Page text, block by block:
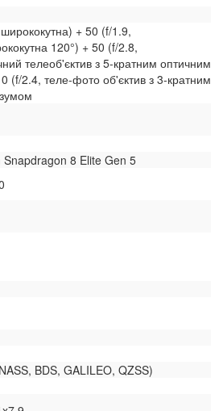
+ 50 (f/1.9,
120°) + 50 (f/2.8,
телеоб'єктив з 5-кратним оптичним
(f/2.4, теле-фото об'єктив з 3-кратним
Snapdragon 8 Elite Gen 5
BDS, GALILEO, QZSS)